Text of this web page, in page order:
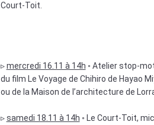
Court-Toit.
▹mercredi 16.11 à 14h ◦ Atelier stop-
du film Le Voyage de Chihiro de Hayao
ou de la Maison de l’architecture de
▹samedi 18.11 à 14h ◦ Le Court-Toit,